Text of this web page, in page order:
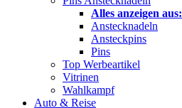
Alles anzeigen aus:
Anstecknadeln
Ansteckpins
Pins
Top Werbeartikel
Vitrinen
Wahlkampf
Auto & Reise